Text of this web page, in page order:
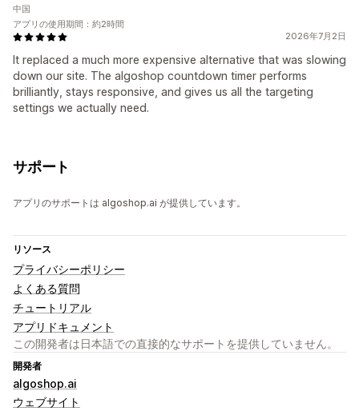
2026年7月2日
It replaced a much more expensive alternative that was slowing
down our site. The algoshop countdown timer performs
brilliantly, stays responsive, and gives us all the targeting
settings we actually need.
中国
アプリの使用期間：約2時間
サポート
アプリのサポートは algoshop.ai が提供しています。
リソース
プライバシーポリシー
よくある質問
チュートリアル
アプリドキュメント
この開発者は日本語での直接的なサポートを提供していません。
開発者
algoshop.ai
ウェブサイト